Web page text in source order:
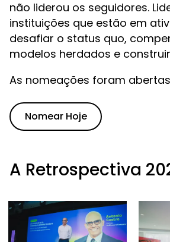
não liderou os seguidores.
instituições que estão em
desafiar o status quo,
modelos herdados e
As nomeações foram
Nomear Hoje
A Retrospectiva